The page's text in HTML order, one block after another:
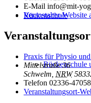
Rückenschule
Rückenschule
E-Mail info@mit-
Veranstalter-Website
Praxis für Physio
Mittelstraße 36
Schwelm NRW
Telefon 02336-
Veranstaltungsort-